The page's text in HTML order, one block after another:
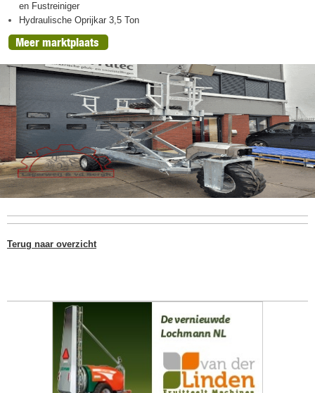
en Fustreiniger
Hydraulische Oprijkar 3,5 Ton
Meer marktplaats
Terug naar overzicht